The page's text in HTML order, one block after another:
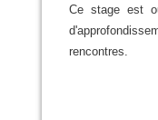
Ce stage est
rencontres.